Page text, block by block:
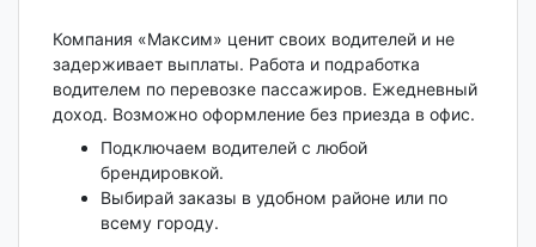
Компания «Максим» ценит своих водителей и не
задерживает выплаты. Работа и подработка
водителем по перевозке пассажиров. Ежедневный
доход. Возможно оформление без приезда в офис.
Подключаем водителей с любой
брендировкой.
Выбирай заказы в удобном районе или по
всему городу.